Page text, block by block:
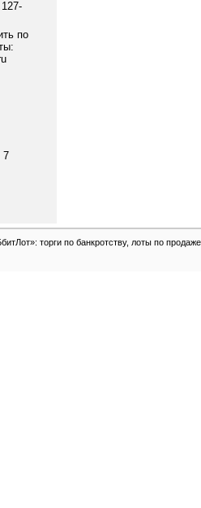
по
7
торги по банкротству, лоты по